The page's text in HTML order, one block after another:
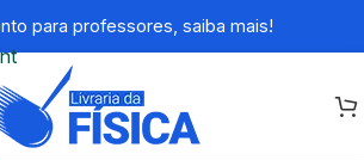
para professores, saiba mais!